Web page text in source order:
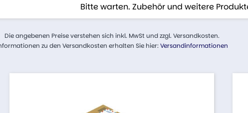
Bitte warten. Zubehör und weitere
Die angebenen Preise verstehen sich inkl. MwSt und zzgl. Versandkosten.
zu den Versandkosten erhalten Sie hier: Versandinformationen